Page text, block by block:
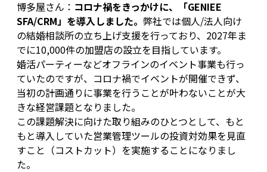
博多屋さん： コロナ禍をきっかけに、「GENIEE
SFA/CRM」を導入しました。 弊社では個人/法人向け
の結婚相談所の立ち上げ支援を行っており、2027年ま
でに10,000件の加盟店の設立を目指しています。
婚活パーティーなどオフラインのイベント事業も行っ
ていたのですが、コロナ禍でイベントが開催できず、
当初の計画通りに事業を行うことが叶わないことが大
きな経営課題となりました。
この課題解決に向けた取り組みのひとつとして、もと
もと導入していた営業管理ツールの投資対効果を見直
すこと（コストカット）を実施することになりまし
た。